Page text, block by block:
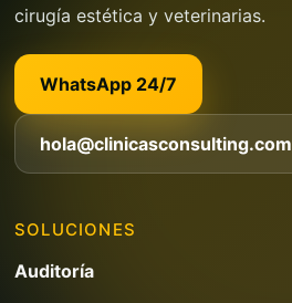
cirugía estética y veterinarias.
WhatsApp 24/7
hola@clinicasconsulting.com
SOLUCIONES
Auditoría